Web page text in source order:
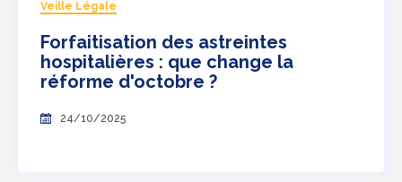
Veille Légale
Forfaitisation des astreintes
hospitalières : que change la
réforme d'octobre ?
24/10/2025